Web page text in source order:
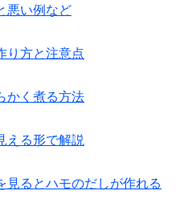
悪い例など
り方と注意点
かく煮る方法
える形で解説
見るとハモのだしが作れる